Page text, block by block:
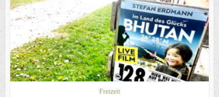
Freizeit